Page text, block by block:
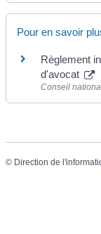
Pour en savoir
Règlement
d'avocat
Conseil
© Direction de